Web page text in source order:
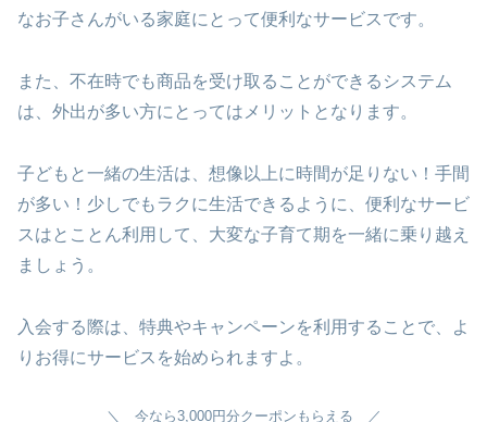
なお子さんがいる家庭にとって便利なサービスです。
また、不在時でも商品を受け取ることができるシステム
は、外出が多い方にとってはメリットとなります。
子どもと一緒の生活は、想像以上に時間が足りない！手間
が多い！少しでもラクに生活できるように、便利なサービ
スはとことん利用して、大変な子育て期を一緒に乗り越え
ましょう。
入会する際は、特典やキャンペーンを利用することで、よ
りお得にサービスを始められますよ。
＼ 今なら3,000円分クーポンもらえる ／